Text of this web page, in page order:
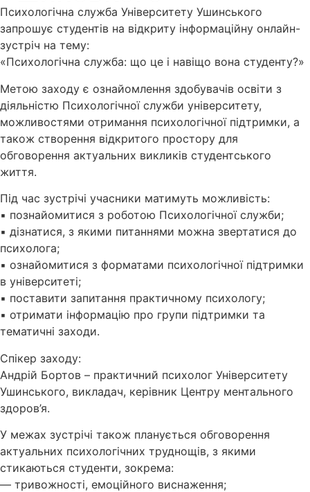
Психологічна служба Університету Ушинського
запрошує студентів на відкриту інформаційну онлайн-
зустріч на тему:
«Психологічна служба: що це і навіщо вона студенту?»
Метою заходу є ознайомлення здобувачів освіти з
діяльністю Психологічної служби університету,
можливостями отримання психологічної підтримки, а
також створення відкритого простору для
обговорення актуальних викликів студентського
життя.
Під час зустрічі учасники матимуть можливість:
▪️ познайомитися з роботою Психологічної служби;
▪️ дізнатися, з якими питаннями можна звертатися до
психолога;
▪️ ознайомитися з форматами психологічної підтримки
в університеті;
▪️ поставити запитання практичному психологу;
▪️ отримати інформацію про групи підтримки та
тематичні заходи.
Спікер заходу:
Андрій Бортов – практичний психолог Університету
Ушинського, викладач, керівник Центру ментального
здоров’я.
У межах зустрічі також планується обговорення
актуальних психологічних труднощів, з якими
стикаються студенти, зокрема:
— тривожності, емоційного виснаження;